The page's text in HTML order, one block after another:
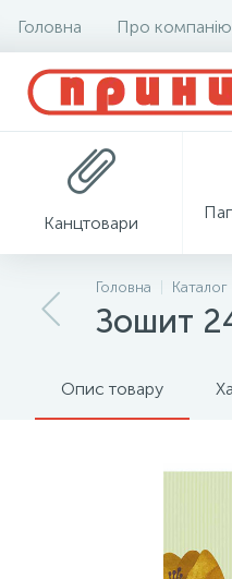
Головна Про компанію
Канцтовари
Головна Каталог
Зошит
Опис товару